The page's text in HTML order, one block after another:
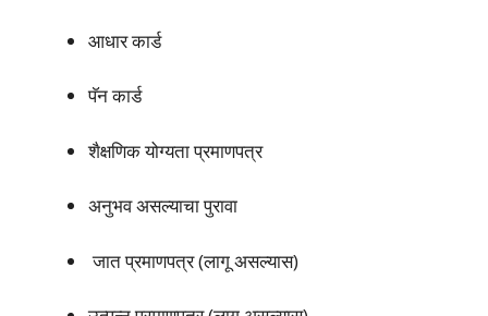
आधार कार्ड
पॅन कार्ड
शैक्षणिक योग्यता प्रमाणपत्र
अनुभव असल्याचा पुरावा
जात प्रमाणपत्र (लागू असल्यास)